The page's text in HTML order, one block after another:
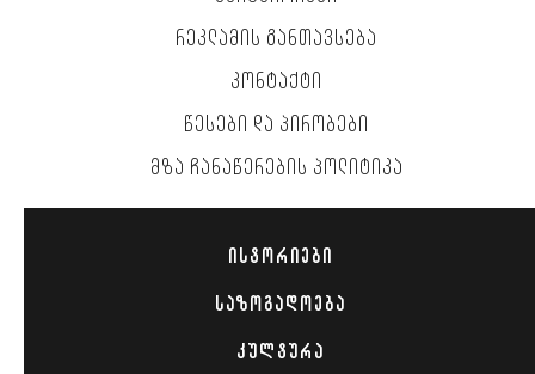
ᲠᲔᲙᲚᲐᲛᲘᲡ ᲒᲐᲜᲗᲐᲕᲡᲔᲑᲐ
ᲙᲝᲜᲢᲐᲥᲢᲘ
ᲬᲔᲡᲔᲑᲘ ᲓᲐ ᲞᲘᲠᲝᲑᲔᲑᲘ
ᲛᲖᲐ ᲩᲐᲜᲐᲬᲔᲠᲔᲑᲘᲡ ᲞᲝᲚᲘᲢᲘᲙᲐ
ᲘᲡᲢᲝᲠᲘᲔᲑᲘ
ᲡᲐᲖᲝᲒᲐᲓᲝᲔᲑᲐ
ᲙᲣᲚᲢᲣᲠᲐ